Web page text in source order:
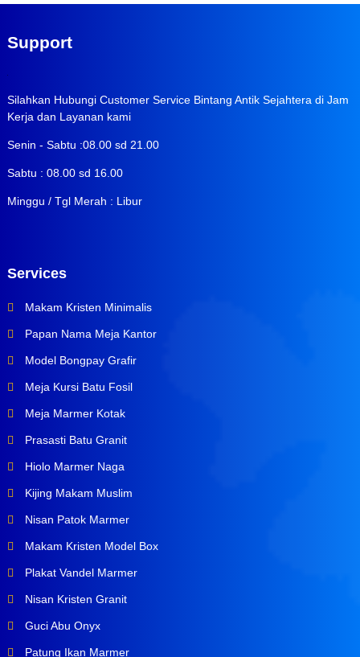
Support
Silahkan Hubungi Customer Service Bintang Antik Sejahtera di Jam
Kerja dan Layanan kami
Senin - Sabtu :08.00 sd 21.00
Sabtu : 08.00 sd 16.00
Minggu / Tgl Merah : Libur
Services
Makam Kristen Minimalis
Papan Nama Meja Kantor
Model Bongpay Grafir
Meja Kursi Batu Fosil
Meja Marmer Kotak
Prasasti Batu Granit
Hiolo Marmer Naga
Kijing Makam Muslim
Nisan Patok Marmer
Makam Kristen Model Box
Plakat Vandel Marmer
Nisan Kristen Granit
Guci Abu Onyx
Patung Ikan Marmer